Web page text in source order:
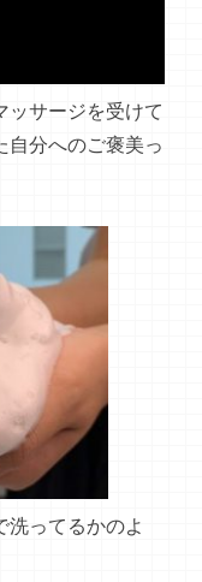
で洗ってるかのよ
い、しっとり感
くらいの補修パワ